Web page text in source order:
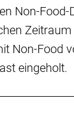
Non-
Non-Food
eingeholt.